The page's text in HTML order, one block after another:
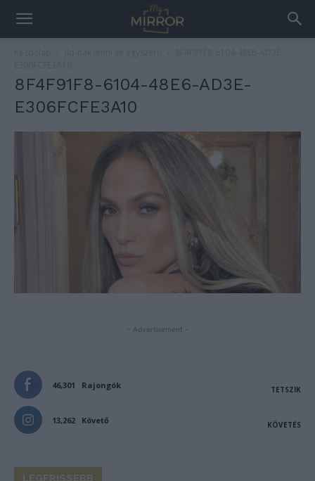
8F4F91F8-6104-48E6-AD3E-
E306FCFE3A10
- Advertisement -
46,301 Rajongók TETSZIK
13,262 Követő KÖVETÉS
LEGFRISSEBB